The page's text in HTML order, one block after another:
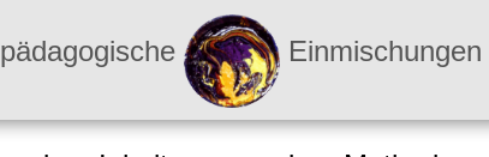
pädagogische Einmischungen